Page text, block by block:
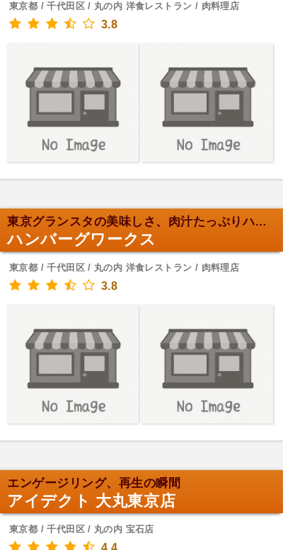
東京都 / 千代田区 / 丸の内 洋食レストラン / 肉料理店
3.8
東京グランスタの美味しさ、肉汁たっぷりハンバーグ！
ハンバーグワークス
東京都 / 千代田区 / 丸の内 洋食レストラン / 肉料理店
3.8
エンゲージリング、再生の瞬間
アイデクト 大丸東京店
東京都 / 千代田区 / 丸の内 宝石店
4.4